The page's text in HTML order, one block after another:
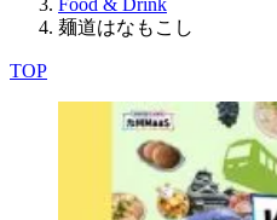
麺道はなもこし
TOP